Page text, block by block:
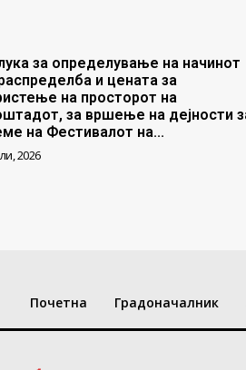
за определување на начинот
и цената за
на просторот на
за вршење на дејности
на Фестивалот на...
2026
Почетна Градоначалник